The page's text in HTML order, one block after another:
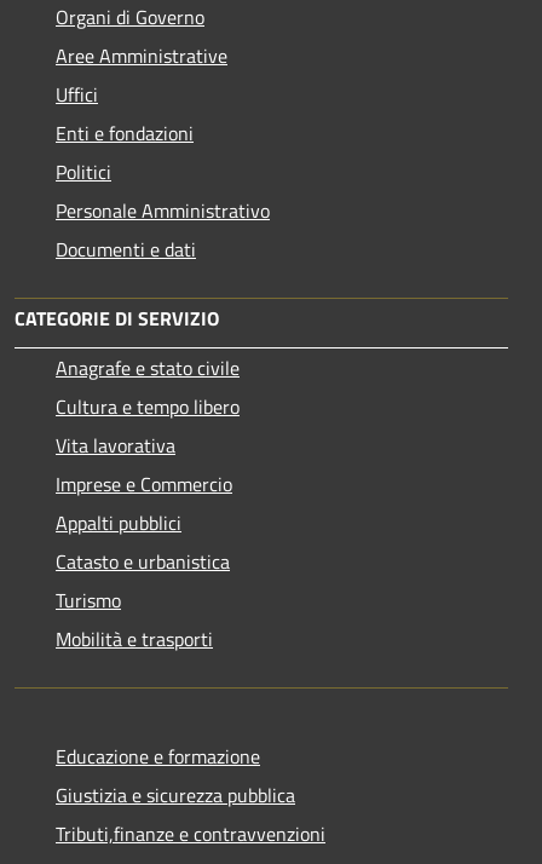
Organi di Governo
Aree Amministrative
Uffici
Enti e fondazioni
Politici
Personale Amministrativo
Documenti e dati
CATEGORIE DI SERVIZIO
Anagrafe e stato civile
Cultura e tempo libero
Vita lavorativa
Imprese e Commercio
Appalti pubblici
Catasto e urbanistica
Turismo
Mobilità e trasporti
Educazione e formazione
Giustizia e sicurezza pubblica
Tributi,finanze e contravvenzioni